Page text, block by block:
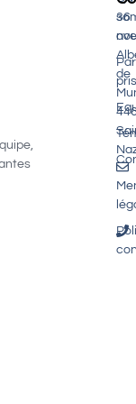
pris
36
de